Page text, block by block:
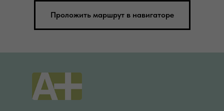
Проложить маршрут в навигаторе